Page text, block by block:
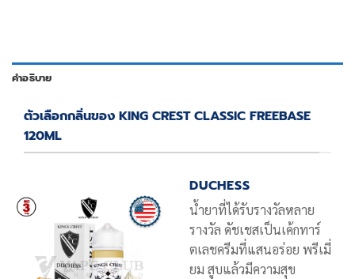
คำอธิบาย
ตัวเลือกกลิ่นของ KING CREST CLASSIC FREEBASE
120ML
DUCHESS
น้ำยาที่ได้รับรางวัลหลาย
รางวัล ดัชเชสเป็นเค้กทาร์
ตเลชครีมที่แสนอร่อย พรีเมี่
ยม สูบแล้วมีความสุข